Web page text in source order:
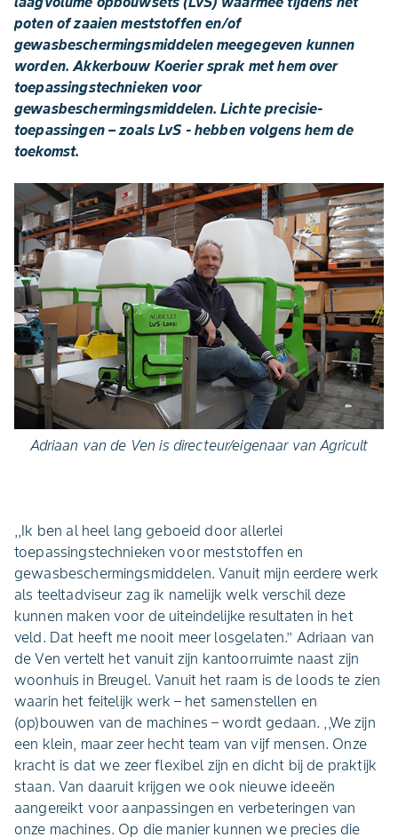
poten of zaaien meststoffen en/of
gewasbeschermingsmiddelen meegegeven kunnen
worden. Akkerbouw Koerier sprak met hem over
toepassingstechnieken voor
gewasbeschermingsmiddelen. Lichte precisie-
toepassingen – zoals LvS - hebben volgens hem de
toekomst.
Adriaan van de Ven is directeur/eigenaar van Agricult
,,Ik ben al heel lang geboeid door allerlei
toepassingstechnieken voor meststoffen en
gewasbeschermingsmiddelen. Vanuit mijn eerdere werk
als teeltadviseur zag ik namelijk welk verschil deze
kunnen maken voor de uiteindelijke resultaten in het
veld. Dat heeft me nooit meer losgelaten.’’ Adriaan van
de Ven vertelt het vanuit zijn kantoorruimte naast zijn
woonhuis in Breugel. Vanuit het raam is de loods te zien
waarin het feitelijk werk – het samenstellen en
(op)bouwen van de machines – wordt gedaan. ,,We zijn
een klein, maar zeer hecht team van vijf mensen. Onze
kracht is dat we zeer flexibel zijn en dicht bij de praktijk
staan. Van daaruit krijgen we ook nieuwe ideeën
aangereikt voor aanpassingen en verbeteringen van
onze machines. Op die manier kunnen we precies die